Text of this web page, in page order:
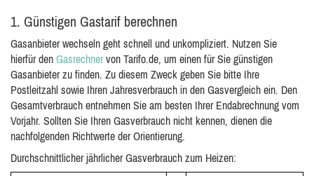
1. Günstigen Gastarif berechnen
Gasanbieter wechseln geht schnell und unkompliziert. Nutzen Sie
hierfür den Gasrechnervon Tarifo.de, um einen für Sie günstigen
Gasanbieter zu finden. Zu diesem Zweck geben Sie bitte Ihre
Postleitzahl sowie Ihren Jahresverbrauch in den Gasvergleich ein. Den
Gesamtverbrauch entnehmen Sie am besten Ihrer Endabrechnung vom
Vorjahr. Sollten Sie Ihren Gasverbrauch nicht kennen, dienen die
nachfolgenden Richtwerte der Orientierung.
Durchschnittlicher jährlicher Gasverbrauch zum Heizen: